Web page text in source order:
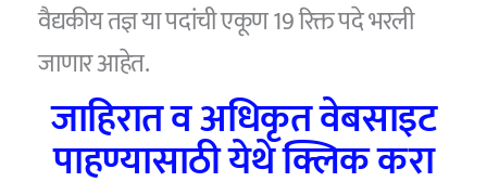
वैद्यकीय तज्ञ या पदांची एकूण 19 रिक्त पदे भरली
जाणार आहेत.
जाहिरात व अधिकृत वेबसाइट
पाहण्यासाठी येथे क्लिक करा